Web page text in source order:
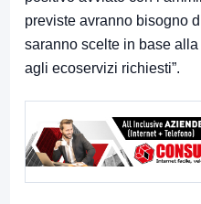
previste avranno bisogno
saranno scelte in base
agli ecoservizi richiesti”.